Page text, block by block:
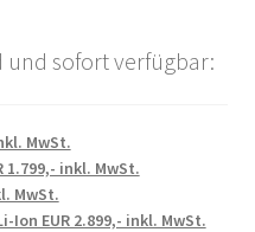
und sofort verfügbar:
MwSt.
1.799,- inkl. MwSt.
MwSt.
Ion EUR 2.899,- inkl. MwSt.